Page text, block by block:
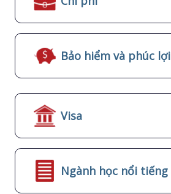
Bảo hiểm và phúc lợi
Visa
Ngành học nổi tiếng